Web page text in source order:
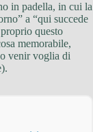
in padella, in cui la
a “qui succede
questo
memorabile,
venir voglia di